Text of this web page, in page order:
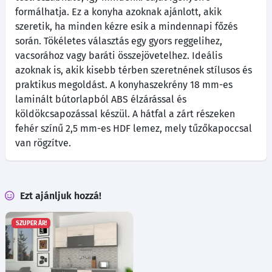
formálhatja. Ez a konyha azoknak ajánlott, akik
szeretik, ha minden kézre esik a mindennapi főzés
során. Tökéletes választás egy gyors reggelihez,
vacsorához vagy baráti összejövetelhez. Ideális
azoknak is, akik kisebb térben szeretnének stílusos és
praktikus megoldást. A konyhaszekrény 18 mm-es
laminált bútorlapból ABS élzárással és
köldökcsapozással készül. A hátfal a zárt részeken
fehér színű 2,5 mm-es HDF lemez, mely tűzőkapoccsal
van rögzítve.
Ezt ajánljuk hozzá!
SZUPER ÁR!